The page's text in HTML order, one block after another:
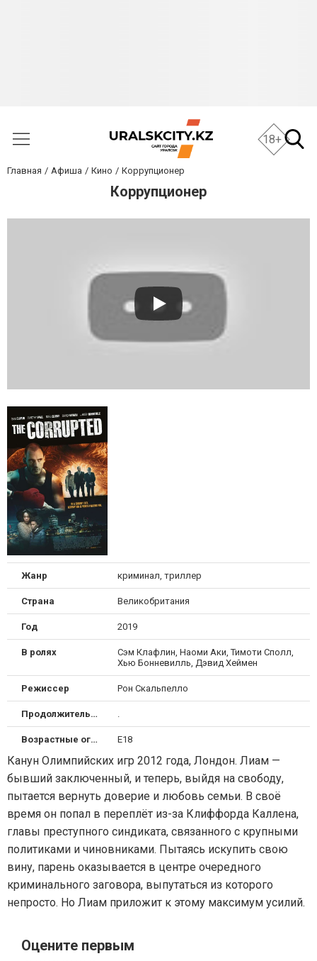
18+
Главная Афиша Кино Коррупционер
Коррупционер
Жанр криминал, триллер
Страна Великобритания
Год 2019
В ролях
Сэм Клафлин, Наоми Аки, Тимоти Сполл,
Хью Бонневилль, Дэвид Хеймен
Режиссер Рон Скальпелло
Продолжительность
Возрастные ограничения Е18
Канун Олимпийских игр 2012 года, Лондон. Лиам —
бывший заключенный, и теперь, выйдя на свободу,
пытается вернуть доверие и любовь семьи. В своё
время он попал в переплёт из-за Клиффорда Каллена,
главы преступного синдиката, связанного с крупными
политиками и чиновниками. Пытаясь искупить свою
вину, парень оказывается в центре очередного
криминального заговора, выпутаться из которого
непросто. Но Лиам приложит к этому максимум усилий.
Оцените первым